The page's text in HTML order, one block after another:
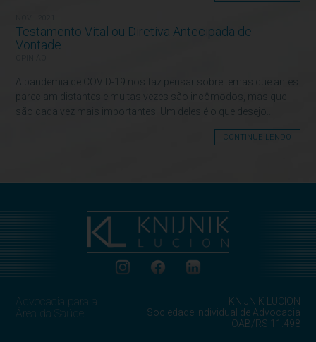
Testamento Vital ou Diretiva Antecipada de
Vontade
A pandemia de COVID-19 nos faz pensar sobre temas que antes
pareciam distantes e muitas vezes são incômodos, mas que
são cada vez mais importantes. Um deles é o que desejo...
CONTINUE LENDO
Advocacia para a
Área da Saúde
KNIJNIK LUCION
Sociedade Individual de Advocacia
OAB/RS 11.498